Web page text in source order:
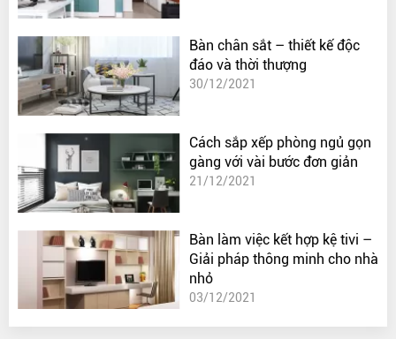
Bàn chân sắt – thiết kế độc
đáo và thời thượng
30/12/2021
Cách sắp xếp phòng ngủ gọn
gàng với vài bước đơn giản
21/12/2021
Bàn làm việc kết hợp kệ tivi –
Giải pháp thông minh cho nhà
nhỏ
03/12/2021